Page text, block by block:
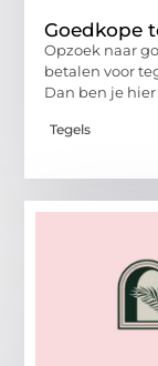
Goedkope
Opzoek naar
betalen voor
Dan ben je
Tegels